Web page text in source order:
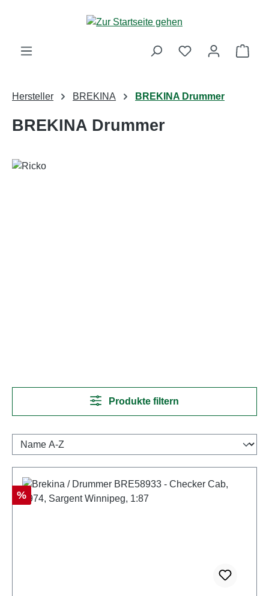
Zum Hauptinhalt springen
Hersteller BREKINA BREKINA Drummer
BREKINA Drummer
Produkte filtern
Rabatt
%